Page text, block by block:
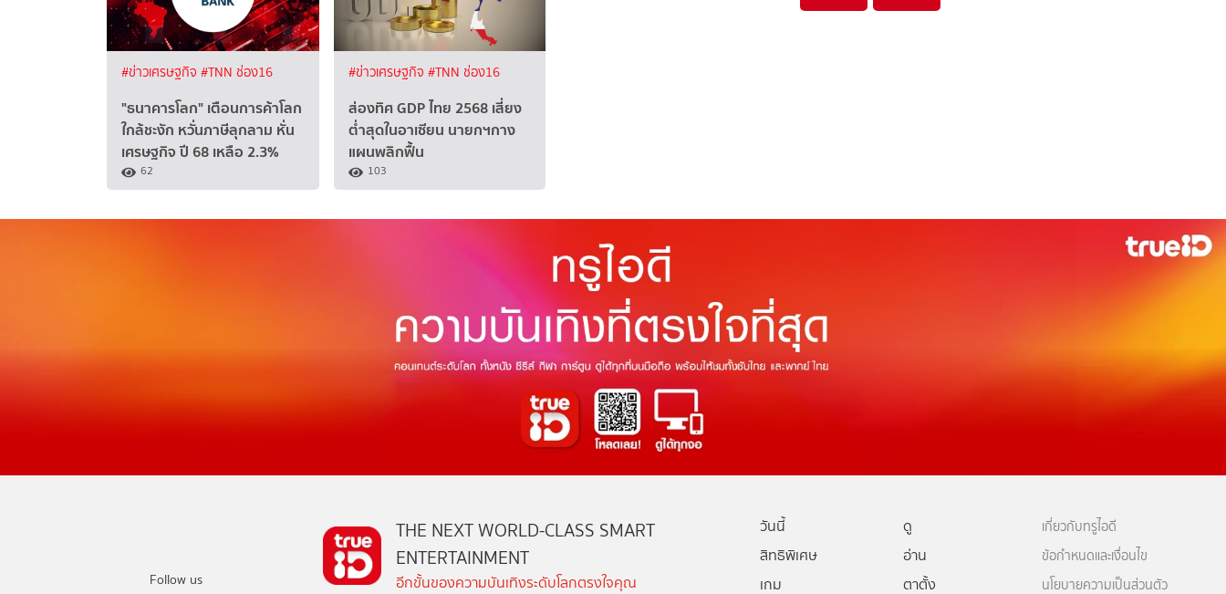
#ข่าวเศรษฐกิจ #TNN ช่อง16
"ธนาคารโลก" เตือนการค้าโลก
ใกล้ชะงัก หวั่นภาษีลุกลาม หั่น
เศรษฐกิจ ปี 68 เหลือ 2.3%
62
#ข่าวเศรษฐกิจ #TNN ช่อง16
ส่องทิศ GDP ไทย 2568 เสี่ยง
ต่ำสุดในอาเซียน นายกฯกาง
แผนพลิกฟื้น
103
Follow us
THE NEXT WORLD-CLASS SMART
ENTERTAINMENT
อีกขั้นของความบันเทิงระดับโลกตรงใจคุณ
วันนี้
ดู
สิทธิพิเศษ
อ่าน
เกม
ตาตั้ง
เกี่ยวกับทรูไอดี
ข้อกำหนดและเงื่อนไข
นโยบายความเป็นส่วนตัว